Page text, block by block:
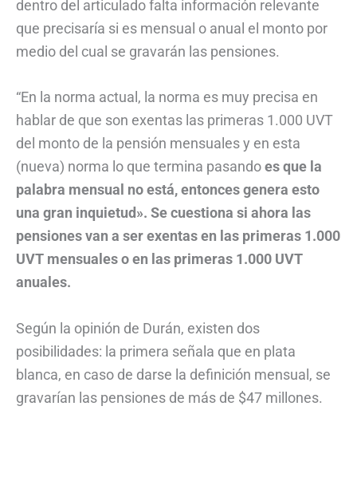
dentro del articulado falta información relevante
que precisaría si es mensual o anual el monto por
medio del cual se gravarán las pensiones.
“En la norma actual, la norma es muy precisa en
hablar de que son exentas las primeras 1.000 UVT
del monto de la pensión mensuales y en esta
(nueva) norma lo que termina pasandoes que la
palabra mensual no está, entonces genera esto
una gran inquietud». Se cuestiona si ahora las
pensiones van a ser exentas en las primeras 1.000
UVT mensuales o en las primeras 1.000 UVT
anuales.
Según la opinión de Durán, existen dos
posibilidades: la primera señala que en plata
blanca, en caso de darse la definición mensual, se
gravarían las pensiones de más de $47 millones.